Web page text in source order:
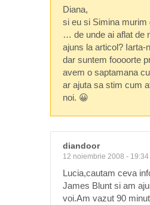
Diana,
si eu si Simina murim
… de unde ai aflat de
ajuns la articol? Iarta-
dar suntem foooorte
avem o saptamana
ar ajuta sa stim cum
noi. 😀
diandoor
12 noiembrie 2008 - 19:34
Lucia,cautam ceva
James Blunt si am
voi.Am vazut 90